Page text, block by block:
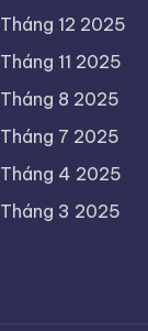
Tháng 12 2025
Tháng 11 2025
Tháng 8 2025
Tháng 7 2025
Tháng 4 2025
Tháng 3 2025